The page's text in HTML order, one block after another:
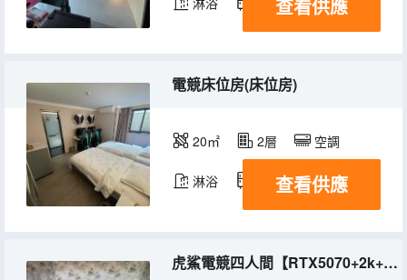
查看供應
電競床位房(床位房)
20㎡ 2層 空調
淋浴 冰箱查看供應
虎鯊電競四人間【RTX5070+2k+32G+機械搖臂】